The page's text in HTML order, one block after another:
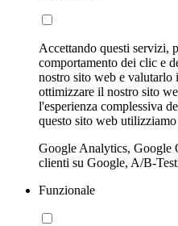
Accettando questi servizi,
comportamento dei clic e
nostro sito web e
ottimizzare il nostro sito
l'esperienza complessiva
questo sito web
Google Analytics, Google
clienti su Google, A/B-
Funzionale